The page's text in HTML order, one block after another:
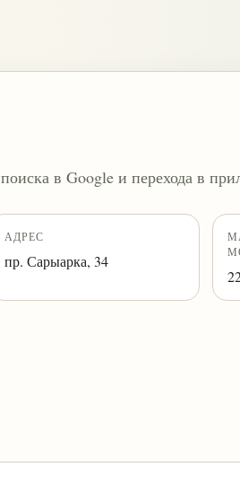
в Google и перехода в
АДРЕС
пр. Сарыарка, 34